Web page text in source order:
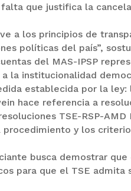
falta que justifica la
a los principios de
políticas del país”,
del MAS-IPSP
a la institucionalidad
establecida por la
hace referencia a
TSE-RSP-AMD
y los
busca demostrar
para que el TSE